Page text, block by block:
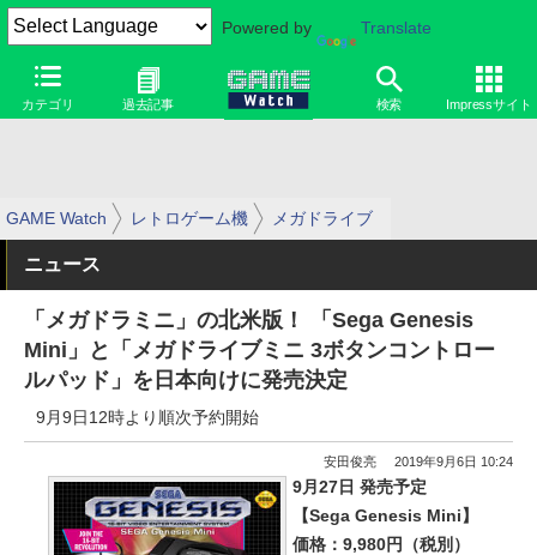
Powered by Translate
カテゴリ 過去記事 検索 Impressサイト
GAME Watch レトロゲーム機 メガドライブ
ニュース
「メガドラミニ」の北米版！ 「Sega Genesis
Mini」と「メガドライブミニ 3ボタンコントロー
ルパッド」を日本向けに発売決定
9月9日12時より順次予約開始
安田俊亮 2019年9月6日 10:24
9月27日 発売予定
【Sega Genesis Mini】
価格：9,980円（税別）